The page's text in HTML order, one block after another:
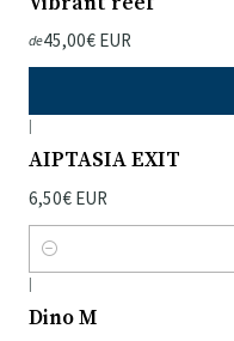
de45,00€ EUR
|
AIPTASIA EXIT
6,50€ EUR
Quantidade
|
Dino M